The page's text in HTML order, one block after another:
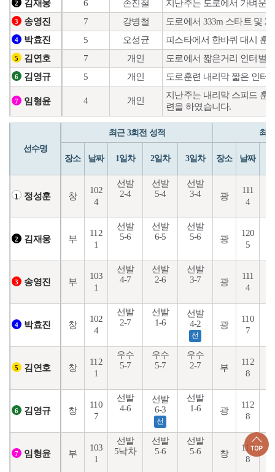
2 김재웅 6 손진철 지난주는 도로에서 가벼운
3 송영진 7 강병철 도로에서 333m 스타트 및
4 박효진 5 오성균 피스타에서 한바퀴 대시 훈
5 김연호 7 개인 도로에서 짧은거리 인터벌
6 김영규 5 개인 도로훈련 내리막 짧은 인터
7 임형윤 4 개인
지난주는 내리막 스피드 훈
련을 하였습니다.
선수명
최근 3회전 성적 최
장소 날짜 1일차 2일차 3일차 장소 날짜
1 정성훈 창
102
4
선발
2-4
선발
5-4
선발
3-4
광
111
4
2 김재웅 부
112
1
선발
5-6
선발
6-5
선발
5-6
광
120
5
3 송영진 부
103
1
선발
4-7
선발
2-6
선발
3-7
광
111
4
4 박효진 창
102
4
선발
2-7
선발
1-6
선발
4-2
선
광
110
7
5 김연호 창
112
1
우수
5-7
우수
5-7
우수
2-7
부
112
8
6 김영규 창
110
7
선발
4-6
선발
6-3
선
선발
1-6
광
112
8
7 임형윤 부
103
1
선발
5낙차
선발
5-6
선발
5-6
창
112
8